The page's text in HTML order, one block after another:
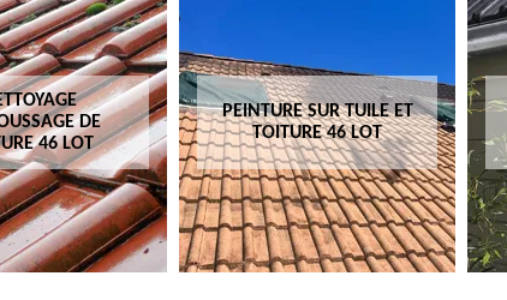
DE
46 LOT
PEINTURE SUR TUILE ET
TOITURE 46 LOT